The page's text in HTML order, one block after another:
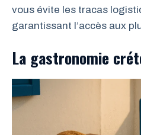
vous évite les tracas
garantissant l’accès aux
La gastronomie